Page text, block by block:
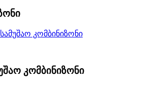
კომბინიზონი